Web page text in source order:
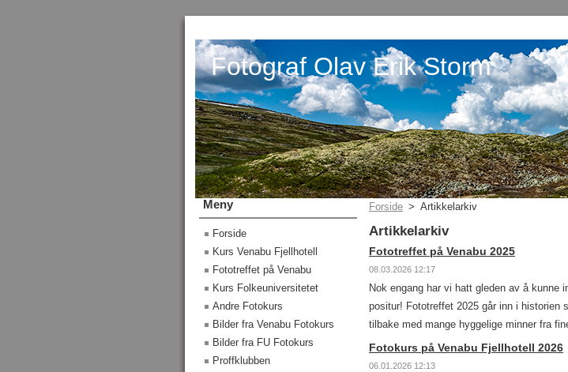
Fotograf Olav Erik Storm
Forside > Artikkelarkiv
Artikkelarkiv
Fototreffet på Venabu 2025
08.03.2026 12:17
Nok engang har vi hatt gleden av å
positur! Fototreffet 2025 går inn i historien
tilbake med mange hyggelige minner fra
Fotokurs på Venabu Fjellhotell 2026
06.01.2026 12:13
Meny
Forside
Kurs Venabu Fjellhotell
Fototreffet på Venabu
Kurs Folkeuniversitetet
Andre Fotokurs
Bilder fra Venabu Fotokurs
Bilder fra FU Fotokurs
Proffklubben